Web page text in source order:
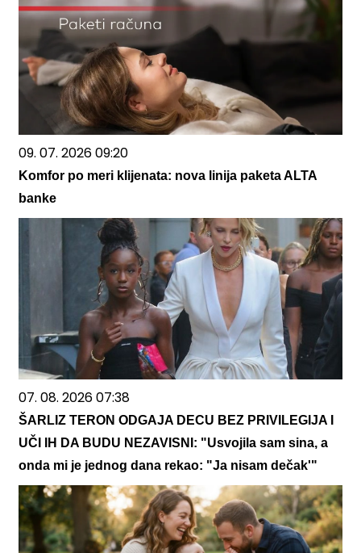
09. 07. 2026 09:20
Komfor po meri klijenata: nova linija paketa ALTA
banke
07. 08. 2026 07:38
ŠARLIZ TERON ODGAJA DECU BEZ PRIVILEGIJA I
UČI IH DA BUDU NEZAVISNI: "Usvojila sam sina, a
onda mi je jednog dana rekao: "Ja nisam dečak'"